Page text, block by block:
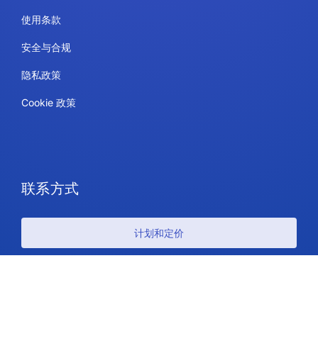
使用条款
安全与合规
隐私政策
Cookie 政策
联系方式
计划和定价